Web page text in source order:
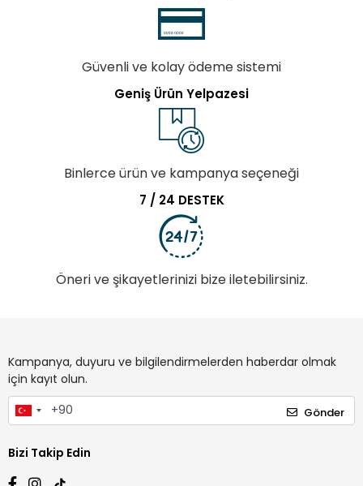
Güvenli ve kolay ödeme sistemi
Geniş Ürün Yelpazesi
Binlerce ürün ve kampanya seçeneği
7 / 24 DESTEK
Öneri ve şikayetlerinizi bize iletebilirsiniz.
Kampanya, duyuru ve bilgilendirmelerden haberdar olmak
için kayıt olun.
Gönder
Bizi Takip Edin